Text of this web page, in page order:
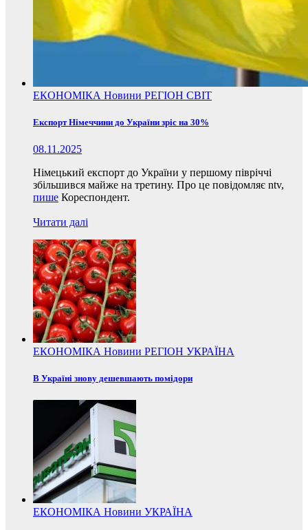
ЕКОНОМІКА Новини РЕГІОН СВІТ
Експорт Німеччини до України зріс на 30%
08.11.2025
Німецький експорт до України у першому півріччі
збільшився майже на третину. Про це повідомляє ntv,
пише Кореспондент.
Читати далі
ЕКОНОМІКА Новини РЕГІОН УКРАЇНА
В Україні знову дешевшають помідори
ЕКОНОМІКА Новини УКРАЇНА